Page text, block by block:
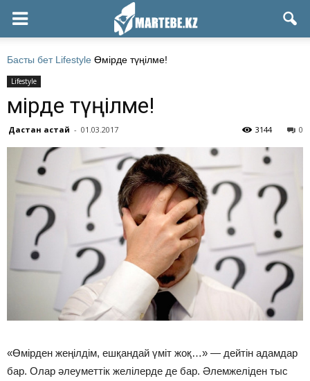
Басты бет Lifestyle Өмірде түңілме!
Lifestyle
Өмірде түңілме!
Дастан Қастай - 01.03.2017 0
3144
«Өмірден жеңілдім, ешқандай үміт жоқ…» — дейтін адамдар
бар. Олар әлеуметтік желілерде де бар. Әлемжеліден тыс